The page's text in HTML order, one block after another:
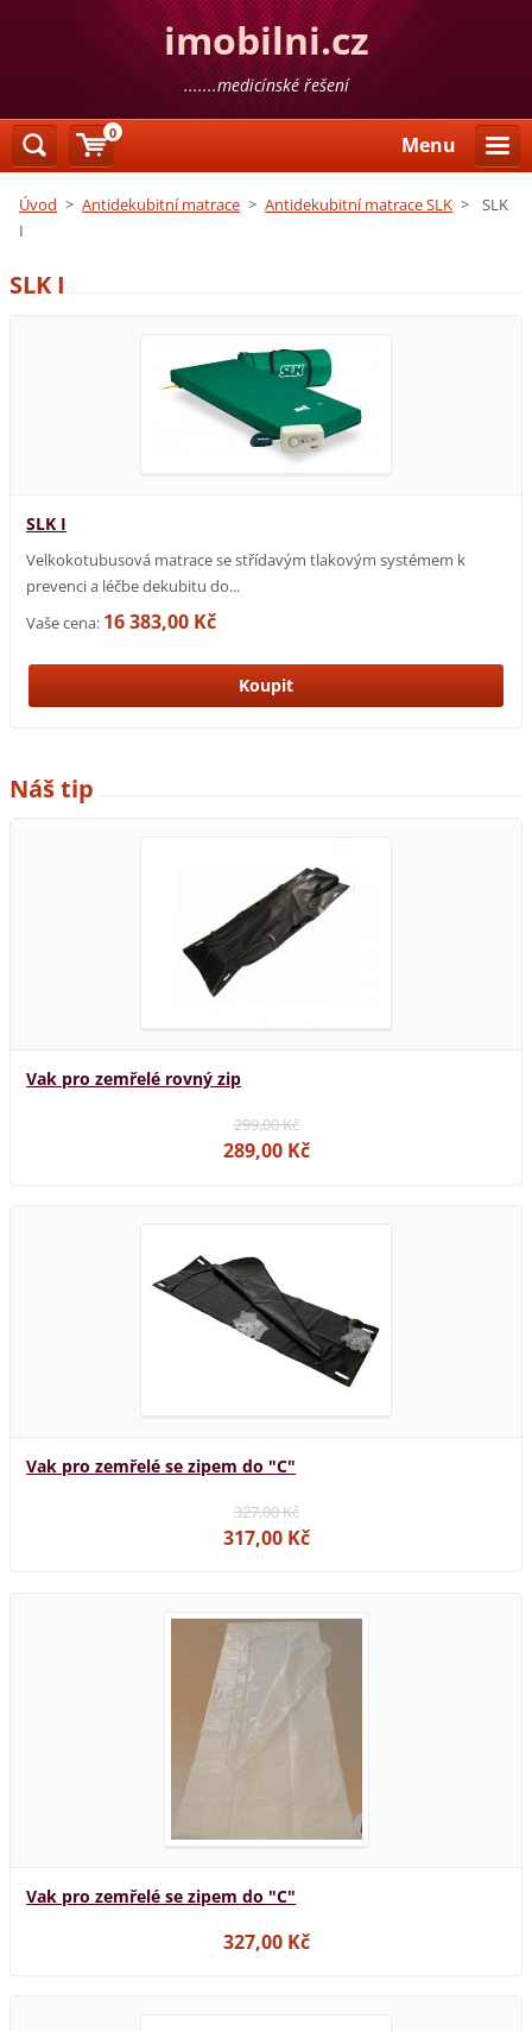
imobilni.cz
.......medicínské řešení
Menu
Úvod > Antidekubitní matrace > Antidekubitní matrace SLK >
SLK
I
SLK I
SLK I
Velkokotubusová matrace se střídavým tlakovým systémem k
prevenci a léčbe dekubitu do...
Vaše cena: 16 383,00 Kč
Náš tip
Vak pro zemřelé rovný zip
299,00 Kč
289,00 Kč
Vak pro zemřelé se zipem do "C"
327,00 Kč
317,00 Kč
Vak pro zemřelé se zipem do "C"
327,00 Kč
0